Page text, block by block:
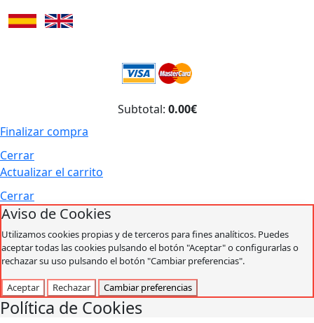
Subtotal: 0.00€
Finalizar compra
Cerrar
Actualizar el carrito
Cerrar
Aviso de Cookies
Utilizamos cookies propias y de terceros para fines analíticos. Puedes
aceptar todas las cookies pulsando el botón "Aceptar" o configurarlas o
rechazar su uso pulsando el botón "Cambiar preferencias".
Aceptar Rechazar Cambiar preferencias
Política de Cookies